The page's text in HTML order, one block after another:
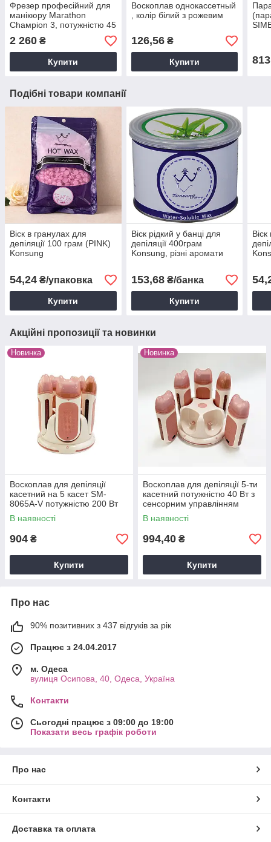
Фрезер професійний для
манікюру Marathon
Сһамріоn 3, потужністю 45
Вт 30 тис. об.
2 260 ₴
Купити
Воскоплав однокассетный
, колір білий з рожевим
126,56₴
Купити
Подібні товари компанії
Віск в гранулах для
депіляції 100 грам (PINK)
Konsung
54,24 ₴/упаковка
Купити
Віск рідкий у банці для
депіляції 400грам
Konsung, різні аромати
153,68₴/банка
Купити
Акційні пропозиції та новинки
Новинка
Воскоплав для депіляції
касетний на 5 касет SM-
8065А-V потужністю 200 Вт
В наявності
904 ₴
Купити
Новинка
Воскоплав для депіляції 5-ти
касетний потужністю 40 Вт з
сенсорним управлінням
В наявності
994,40 ₴
Купити
Про нас
90% позитивних з 437 відгуків за рік
Працює з 24.04.2017
м. Одеса
вулиця Осипова, 40, Одеса, Україна
Контакти
Сьогодні працює з 09:00 до 19:00
Показати весь графік роботи
Про нас
Контакти
Доставка та оплата